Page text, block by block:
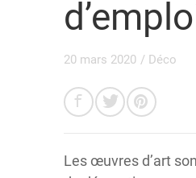
20 mars 2020 / Déco
Les œuvres d’art